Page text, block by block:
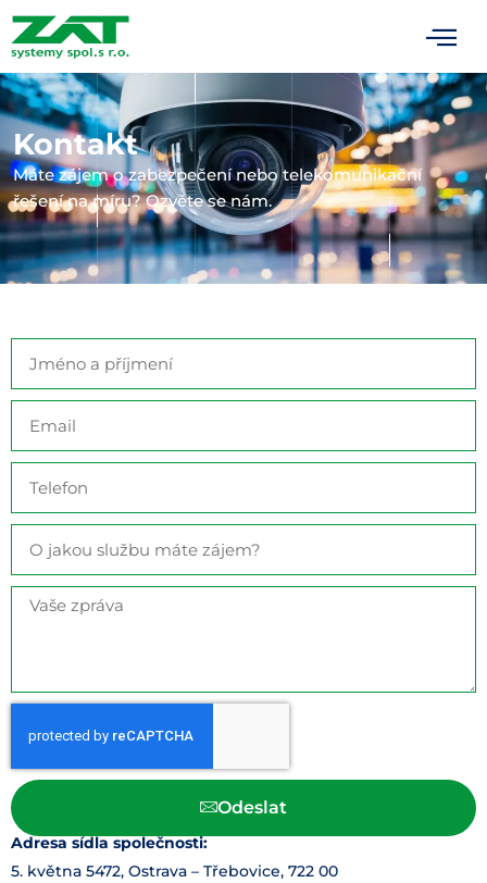
Kontakt
Máte zájem o zabezpečení nebo telekomunikační
řešení na míru? Ozvěte se nám.
Odeslat
Adresa sídla společnosti:
5. května 5472, Ostrava – Třebovice, 722 00